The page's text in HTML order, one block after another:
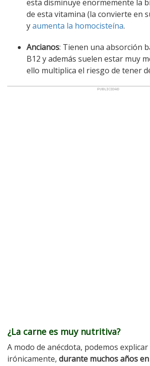
esta disminuye enormemente la
de esta vitamina (la convierte en
yaumenta la homocisteína.
Ancianos: Tienen una absorción
B12 y además suelen estar muy
ello multiplica el riesgo de tener
¿La carne es muy nutritiva?
A modo de anécdota, podemos explicar
irónicamente, durante muchos años